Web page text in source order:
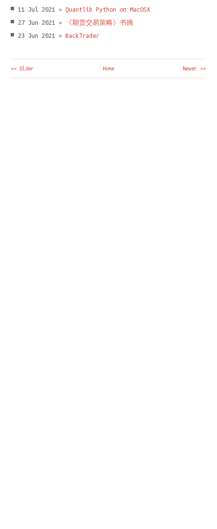
11 Jul 2021 »
Quantlib Python on MacOSX
27 Jun 2021 »
《期货交易策略》书摘
23 Jun 2021 »
BackTrader
<< Older Home Newer >>